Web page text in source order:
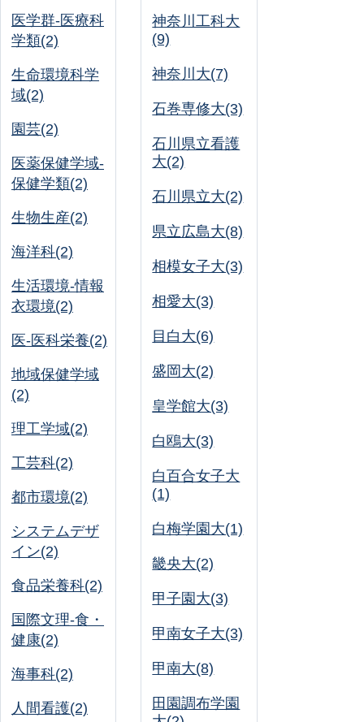
医学群-医療科
学類(2)
生命環境科学
域(2)
園芸(2)
医薬保健学域-
保健学類(2)
生物生産(2)
海洋科(2)
生活環境-情報
衣環境(2)
医-医科栄養(2)
地域保健学域
(2)
理工学域(2)
工芸科(2)
都市環境(2)
システムデザ
イン(2)
食品栄養科(2)
国際文理-食・
健康(2)
海事科(2)
人間看護(2)
神奈川工科大
(9)
神奈川大(7)
石巻専修大(3)
石川県立看護
大(2)
石川県立大(2)
県立広島大(8)
相模女子大(3)
相愛大(3)
目白大(6)
盛岡大(2)
皇学館大(3)
白鴎大(3)
白百合女子大
(1)
白梅学園大(1)
畿央大(2)
甲子園大(3)
甲南女子大(3)
甲南大(8)
田園調布学園